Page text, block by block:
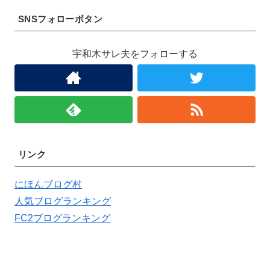
SNSフォローボタン
宇和木サレ夫をフォローする
リンク
にほんブログ村
人気ブログランキング
FC2ブログランキング